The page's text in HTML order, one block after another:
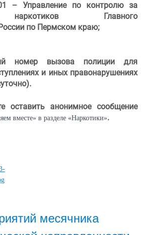
– Управление по контролю за
Главного
по Пермском краю;
номер вызова полиции для
и иных правонарушениях
оставить анонимное сообщение
вместе» в разделе «Наркотики».
месячника